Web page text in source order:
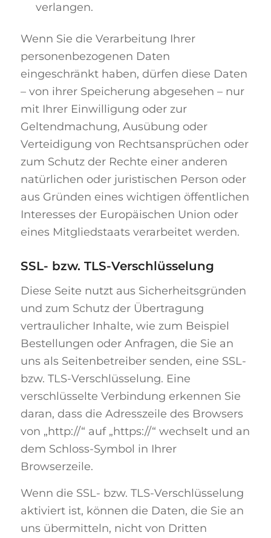
verlangen.
Wenn Sie die Verarbeitung Ihrer
personenbezogenen Daten
eingeschränkt haben, dürfen diese Daten
– von ihrer Speicherung abgesehen – nur
mit Ihrer Einwilligung oder zur
Geltendmachung, Ausübung oder
Verteidigung von Rechtsansprüchen oder
zum Schutz der Rechte einer anderen
natürlichen oder juristischen Person oder
aus Gründen eines wichtigen öffentlichen
Interesses der Europäischen Union oder
eines Mitgliedstaats verarbeitet werden.
SSL- bzw. TLS-Verschlüsselung
Diese Seite nutzt aus Sicherheitsgründen
und zum Schutz der Übertragung
vertraulicher Inhalte, wie zum Beispiel
Bestellungen oder Anfragen, die Sie an
uns als Seitenbetreiber senden, eine SSL-
bzw. TLS-Verschlüsselung. Eine
verschlüsselte Verbindung erkennen Sie
daran, dass die Adresszeile des Browsers
von „http://“ auf „https://“ wechselt und an
dem Schloss-Symbol in Ihrer
Browserzeile.
Wenn die SSL- bzw. TLS-Verschlüsselung
aktiviert ist, können die Daten, die Sie an
uns übermitteln, nicht von Dritten